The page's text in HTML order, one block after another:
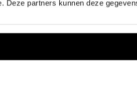
Deze partners kunnen deze